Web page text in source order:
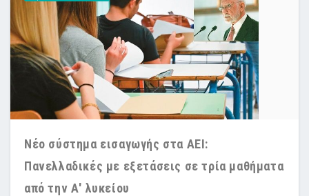
Νέο σύστημα εισαγωγής στα ΑΕΙ:
Πανελλαδικές με εξετάσεις σε τρία μαθήματα
από την Α' λυκείου